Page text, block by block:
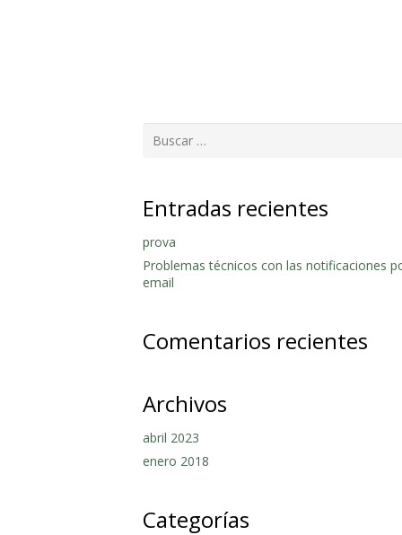
Buscar:
Entradas recientes
prova
Problemas técnicos con las notificaciones
email
Comentarios recientes
Archivos
abril 2023
enero 2018
Categorías